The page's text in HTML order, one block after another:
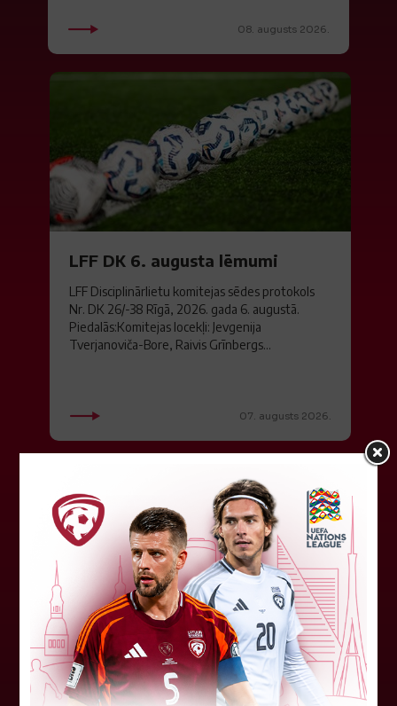
08. augusts 2026.
LFF DK 6. augusta lēmumi
LFF Disciplinārlietu komitejas sēdes protokols
Nr. DK 26/-38 Rīgā, 2026. gada 6. augustā.
Piedalās:Komitejas locekļi: Jevgenija
Tverjanoviča-Bore, Raivis Grīnbergs...
07. augusts 2026.
"Riga FC" iegūst handikapu, RFS
būs jāatspēlējas
Ceturtdienas vakarā savas spēles UEFA